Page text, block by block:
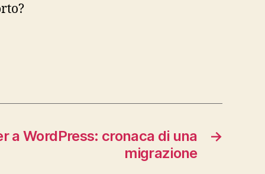
→
a WordPress: cronaca di una
migrazione